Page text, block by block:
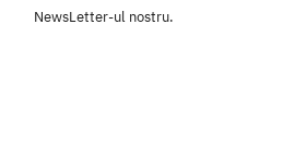
NewsLetter-ul nostru.